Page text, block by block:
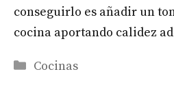
conseguirlo es añadir un
cocina aportando calidez
Categorías
Cocinas